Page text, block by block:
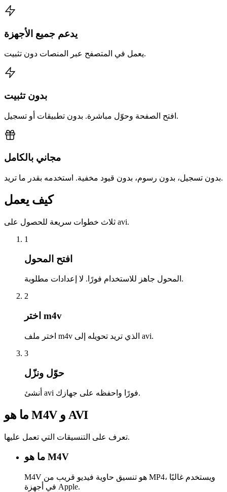
يدعم جميع الأجهزة
يعمل في المتصفح عبر المنصات دون تثبيت.
بدون تثبيت
افتح الصفحة وحوّل مباشرة. بدون تطبيقات أو تسجيل.
مجاني بالكامل
بدون تسجيل، بدون رسوم، بدون قيود مخفية. استخدمه بقدر ما تريد.
كيف يعمل
ثلاث خطوات سريعة للحصول على avi.
1
افتح المحول
المحول جاهز للاستخدام فورًا. لا إعدادات مطلوبة.
2
اختر m4v
اختر ملف m4v الذي تريد تحويله إلى avi.
3
حوّل ونزّل
أنشئ avi فورًا واحفظه على جهازك.
ما هو M4V و AVI
تعرف على التنسيقات التي تعمل عليها.
ما هو M4V
M4V هو تنسيق حاوية فيديو قريب من MP4، ويستخدم غالبًا
في أجهزة Apple.